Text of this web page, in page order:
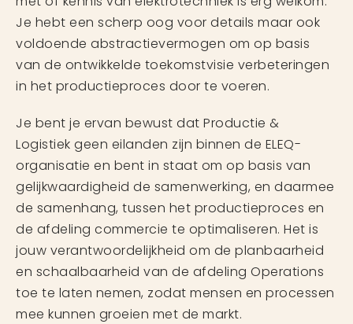
Je hebt een scherp oog voor details maar ook
voldoende abstractievermogen om op basis
van de ontwikkelde toekomstvisie verbeteringen
in het productieproces door te voeren.
Je bent je ervan bewust dat Productie &
Logistiek geen eilanden zijn binnen de ELEQ-
organisatie en bent in staat om op basis van
gelijkwaardigheid de samenwerking, en daarmee
de samenhang, tussen het productieproces en
de afdeling commercie te optimaliseren. Het is
jouw verantwoordelijkheid om de planbaarheid
en schaalbaarheid van de afdeling Operations
toe te laten nemen, zodat mensen en processen
mee kunnen groeien met de markt.